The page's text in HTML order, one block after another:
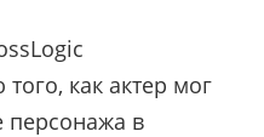
как актер мог
персонажа в